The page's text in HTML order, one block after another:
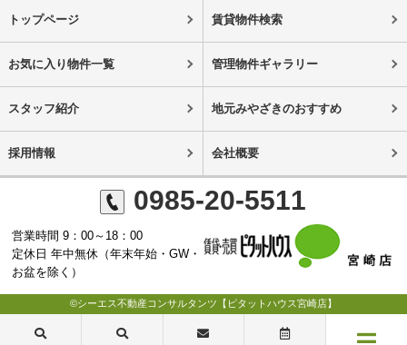
トップページ 賃貸物件検索
お気に入り物件一覧 管理物件ギャラリー
スタッフ紹介 地元みやざきのおすすめ
採用情報 会社概要
0985-20-5511
営業時間 9：00～18：00
定休日 年中無休（年末年始・GW・
お盆を除く）
©シーエス不動産コンサルタンツ【ピタットハウス宮崎店】